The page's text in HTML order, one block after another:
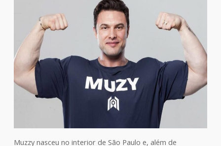
Muzzy nasceu no interior de São Paulo e, além de